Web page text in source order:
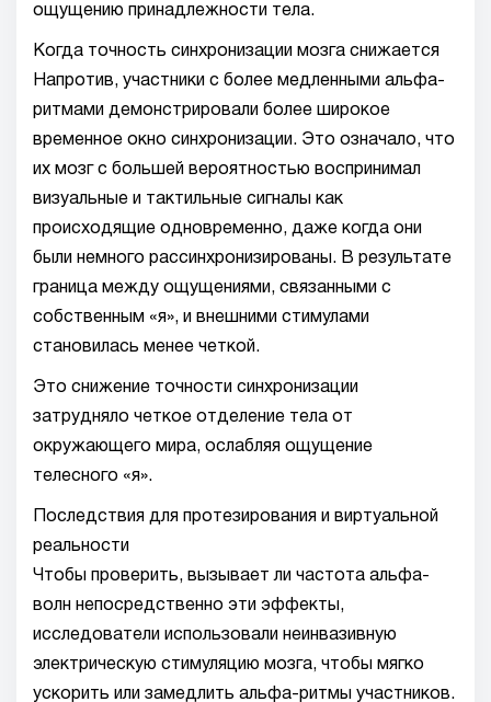
ощущению принадлежности тела.
Когда точность синхронизации мозга снижается
Напротив, участники с более медленными альфа-
ритмами демонстрировали более широкое
временное окно синхронизации. Это означало, что
их мозг с большей вероятностью воспринимал
визуальные и тактильные сигналы как
происходящие одновременно, даже когда они
были немного рассинхронизированы. В результате
граница между ощущениями, связанными с
собственным «я», и внешними стимулами
становилась менее четкой.
Это снижение точности синхронизации
затрудняло четкое отделение тела от
окружающего мира, ослабляя ощущение
телесного «я».
Последствия для протезирования и виртуальной
реальности
Чтобы проверить, вызывает ли частота альфа-
волн непосредственно эти эффекты,
исследователи использовали неинвазивную
электрическую стимуляцию мозга, чтобы мягко
ускорить или замедлить альфа-ритмы участников.